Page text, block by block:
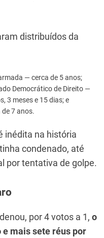
distribuídos da
— cerca de 5 anos;
Democrático de Direito —
3 meses e 15 dias; e
7 anos.
inédita na história
condenado, até
por tentativa de golpe.
por 4 votos a 1, o
mais sete réus por